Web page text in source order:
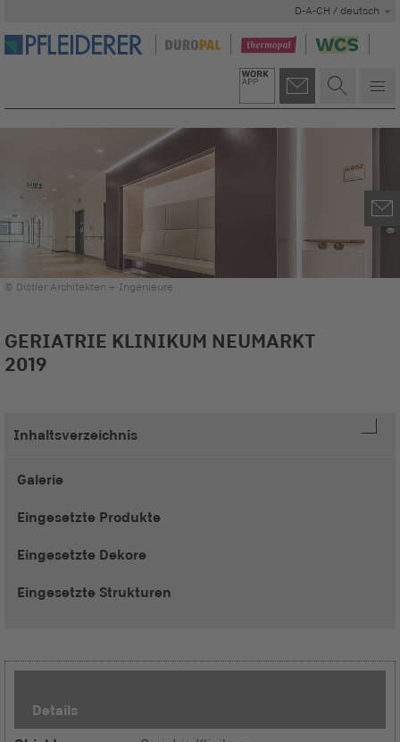
D-A-CH / deutsch
© Distler Architekten + Ingenieure
GERIATRIE KLINIKUM NEUMARKT
2019
Inhaltsverzeichnis
Galerie
Eingesetzte Produkte
Eingesetzte Dekore
Eingesetzte Strukturen
Details